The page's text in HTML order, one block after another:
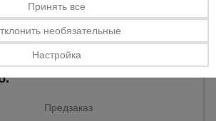
+50°C до 0°C.
Предзаказ
Принять все
необязательные
Настройка